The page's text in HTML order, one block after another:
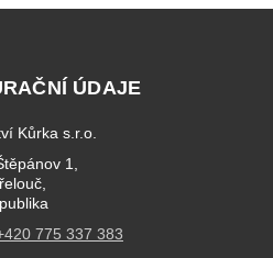
ÚDAJE
Kůrka s.r.o.
1,
775 337 383